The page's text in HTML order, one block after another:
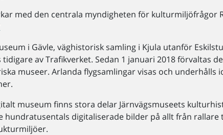
med den centrala myndigheten för kulturmiljöfrågor
i Gävle, väghistorisk samling i Kjula utanför
tidigare av Trafikverket. Sedan 1 januari 2018 förvaltas
museer. Arlanda flygsamlingar visas och underhålls
museum finns stora delar Järnvägsmuseets
hundratusentals digitaliserade bilder på allt från rallare